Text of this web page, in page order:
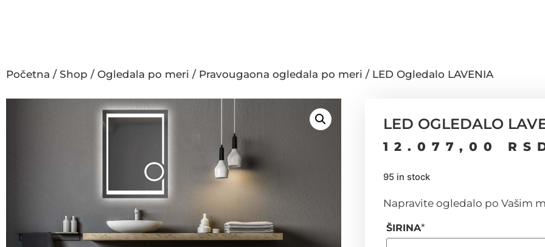
Početna / Shop / Ogledala po meri / Pravougaona ogledala po meri / LED Ogledalo LAVENIA
LED OGLEDALO
12.077,00
95 in stock
Napravite ogledalo po Vašim
ŠIRINA*